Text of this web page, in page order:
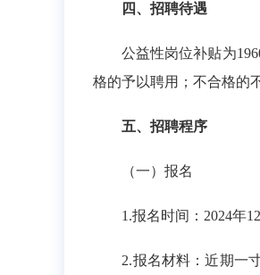
四、招聘待遇
公益性岗位补贴为1960
格的予以聘用；不合格的
五、招聘程序
（一）报名
1.报名时间：2024年12
2.报名材料：近期一寸